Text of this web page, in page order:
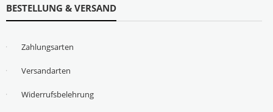
BESTELLUNG & VERSAND
Zahlungsarten
Versandarten
Widerrufsbelehrung